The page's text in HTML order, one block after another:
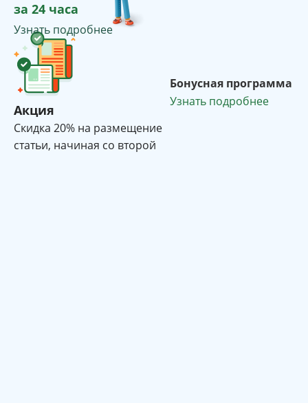
за 24 часа
Узнать подробнее
Акция
Cкидка 20% на размещение
статьи, начиная со второй
Бонусная программа
Узнать подробнее